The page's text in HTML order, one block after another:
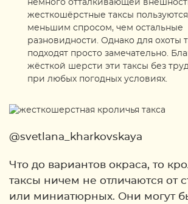
немного отталкивающей
жесткошёрстные таксы
меньшим спросом, чем остальные
разновидности. Однако для охоты
подходят просто замечательно.
жёсткой шерсти эти таксы без
при любых погодных условиях.
@svetlana_kharkovskaya
Что до вариантов окраса, то
таксы ничем не отличаются от
или миниатюрных. Они могут